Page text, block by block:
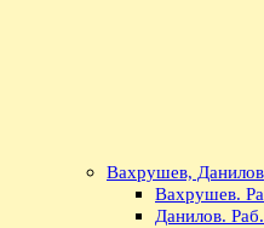
Вахрушев, Данилов
Вахрушев.
Данилов.